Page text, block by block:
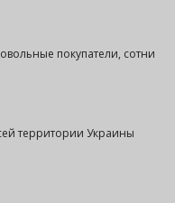
покупатели, сотни
территории Украины